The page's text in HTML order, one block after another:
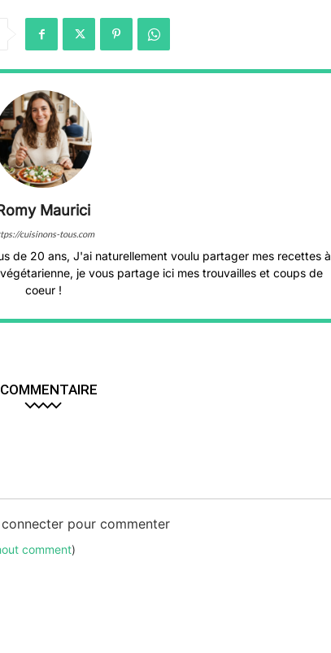
Maurici
cuisinons-tous.com
de 20 ans, J'ai naturellement voulu partager mes recettes à
je vous partage ici mes trouvailles et coups de
coeur !
pour commenter
comment)